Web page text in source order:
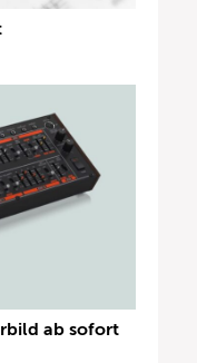
ab sofort